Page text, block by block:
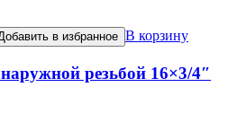
в избранное В корзину
резьбой 16×3/4″